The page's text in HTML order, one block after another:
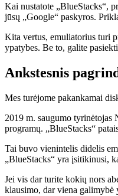
Kai nustatote „BlueStacks“,
jūsų „Google“ paskyros.
Kita vertus, emuliatorius turi
ypatybes. Be to, galite
Ankstesnis
Mes turėjome pakankamai
2019 m. saugumo tyrinėtojas
programų. „BlueStacks“
Tai buvo vienintelis didelis
„BlueStacks“ yra įsitikinusi,
Jei vis dar turite kokių nors
klausimo, dar viena galimybė